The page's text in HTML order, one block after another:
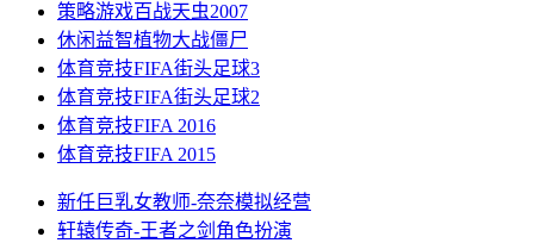
策略游戏百战天虫2007
休闲益智植物大战僵尸
体育竞技FIFA街头足球3
体育竞技FIFA街头足球2
体育竞技FIFA 2016
体育竞技FIFA 2015
新任巨乳女教师-奈奈模拟经营
轩辕传奇-王者之剑 角色扮演